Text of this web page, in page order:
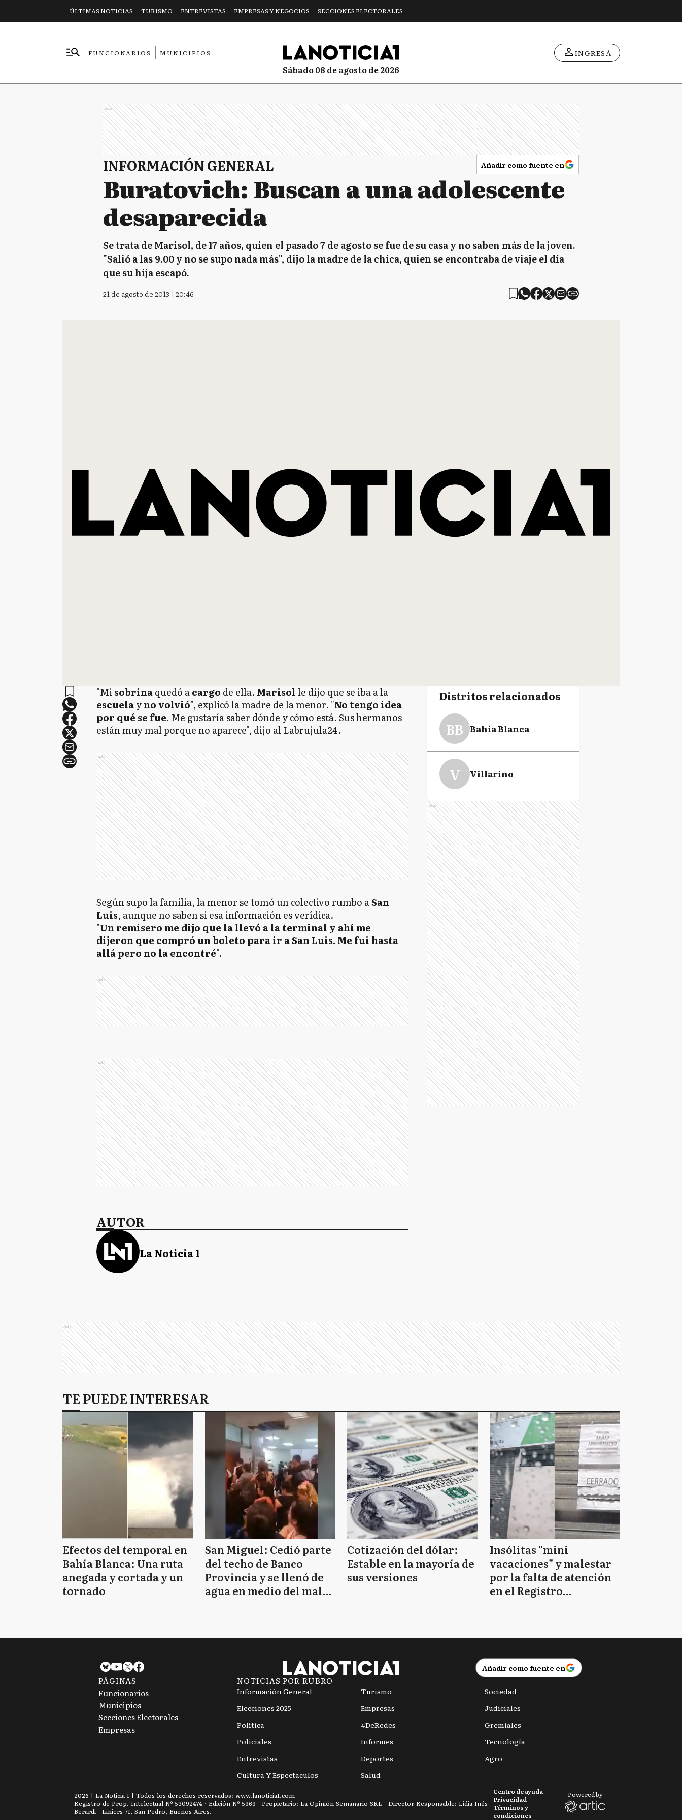
ÚLTIMAS NOTICIAS TURISMO ENTREVISTAS EMPRESAS Y NEGOCIOS SECCIONES ELECTORALES
FUNCIONARIOS
MUNICIPIOS
sábado 08 de agosto de 2026
INGRESÁ
Ads
INFORMACIÓN GENERAL Añadir como fuente en
Buratovich: Buscan a una adolescente
desaparecida
Se trata de Marisol, de 17 años, quien el pasado 7 de agosto se fue de su casa y no saben más de la joven.
"Salió a las 9.00 y no se supo nada más", dijo la madre de la chica, quien se encontraba de viaje el día
que su hija escapó.
21 de agosto de 2013 | 20:46
"Misobrinaquedó acargo de ella. Marisolle dijo que se iba a la
escuelayno volvió", explicó la madre de la menor. "No tengo idea
por qué se fue. Me gustaría saber dónde y cómo está. Sus hermanos
están muy mal porque no aparece", dijo al Labrujula24.
Ads
Según supo la familia, la menor se tomó un colectivo rumbo aSan
Luis, aunque no saben si esa información es verídica.
"Un remisero me dijo que la llevó a la terminal y ahí me
dijeron que compró un boleto para ir a San Luis. Me fui hasta
allá pero no la encontré".
Ads
Ads
AUTOR
La Noticia 1
Distritos relacionados
BB Bahía Blanca
V Villarino
Ads
Ads
TE PUEDE INTERESAR
Efectos del temporal en
Bahía Blanca: Una ruta
anegada y cortada y un
tornado
San Miguel: Cedió parte
del techo de Banco
Provincia y se llenó de
agua en medio del mal
Cotización del dólar:
Estable en la mayoría de
sus versiones
Insólitas "mini
vacaciones" y malestar
por la falta de atención
en el Registro
Añadir como fuente en
PÁGINAS
Funcionarios
Municipios
Secciones Electorales
Empresas
NOTICIAS POR RUBRO
Información General
Elecciones 2025
Política
Policiales
Entrevistas
Cultura Y Espectaculos
Turismo
Empresas
#DeRedes
Informes
Deportes
Salud
Sociedad
Judiciales
Gremiales
Tecnología
Agro
2026 | La Noticia 1 | Todos los derechos reservados: www.lanoticia1.com
Registro de Prop. Intelectual Nº 53092474 · Edición Nº 5969 - Propietario: La Opinión Semanario SRL - Director Responsable: Lidia Inés
Berardi - Liniers 71, San Pedro, Buenos Aires.
Términos y
condiciones
Privacidad
Centro de ayuda Powered by